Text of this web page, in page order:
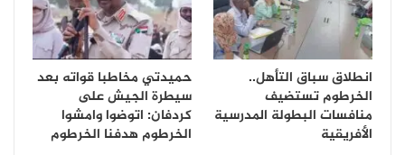
انطلاق سباق التأهل..
الخرطوم تستضيف
منافسات البطولة المدرسية
الأفريقية
حميدتي مخاطبا قواته بعد
سيطرة الجيش على
كردفان: اتوضوا وامشوا
الخرطوم هدفنا الخرطوم